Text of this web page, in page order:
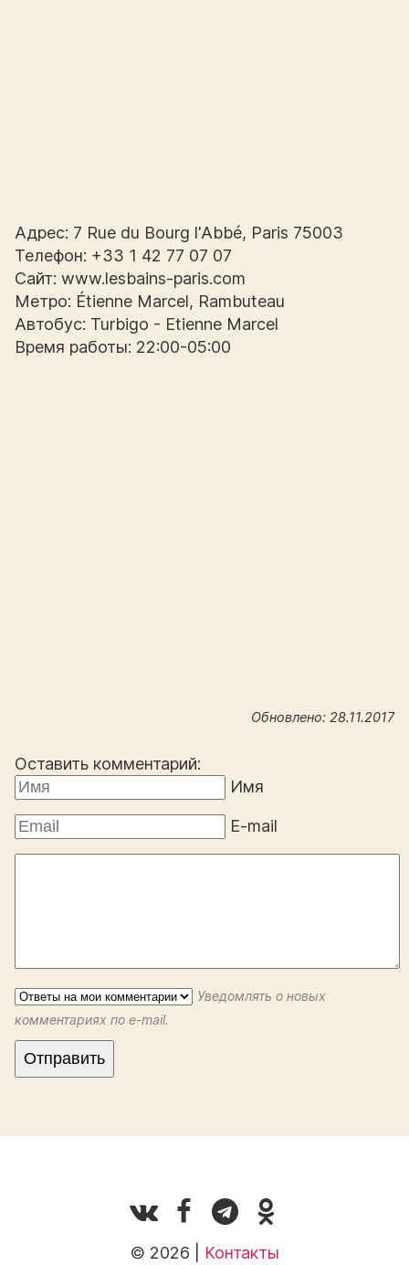
Адрес: 7 Rue du Bourg l'Abbé, Paris 75003
Телефон: +33 1 42 77 07 07
Сайт: www.lesbains-paris.com
Метро: Étienne Marcel, Rambuteau
Автобус: Turbigo - Etienne Marcel
Время работы: 22:00-05:00
Обновлено: 28.11.2017
Оставить комментарий:
Имя
E-mail
Уведомлять о новых
комментариях по e-mail.
© 2026 | Контакты